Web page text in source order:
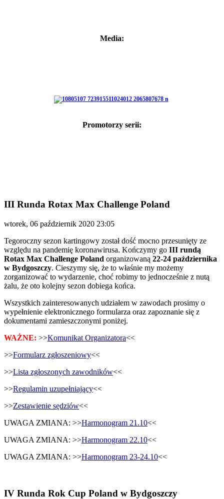
Media:
Promotorzy serii:
III Runda Rotax Max Challenge Poland
wtorek, 06 październik 2020 23:05
Tegoroczny sezon kartingowy został dość mocno przesunięty ze
względu na pandemię koronawirusa. Kończymy go III rundą
Rotax Max Challenge Poland organizowaną 22-24 października
w Bydgoszczy. Cieszymy się, że to właśnie my możemy
zorganizować to wydarzenie, choć robimy to jednocześnie z nutą
żalu, że oto kolejny sezon dobiega końca.
Wszystkich zainteresowanych udziałem w zawodach prosimy o
wypełnienie elektronicznego formularza oraz zapoznanie się z
dokumentami zamieszczonymi poniżej.
WAŻNE: >>Komunikat Organizatora<<
>>Formularz zgłoszeniowy<<
>>Lista zgłoszonych zawodników<<
>>Regulamin uzupełniający<<
>>Zestawienie sędziów<<
UWAGA ZMIANA: >>Harmonogram 21.10<<
UWAGA ZMIANA: >>Harmonogram 22.10<<
UWAGA ZMIANA: >>Harmonogram 23-24.10<<
IV Runda Rok Cup Poland w Bydgoszczy